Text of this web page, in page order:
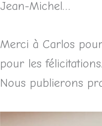
Jean-Michel…
Merci à Carlos
pour les félicitations.
Nous publierons